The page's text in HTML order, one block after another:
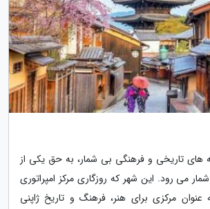
های تاریخی و فرهنگی بی شمار، به حق یکی از
می رود. این شهر که روزگاری مرکز امپراتوری
عنوان مرکزی برای هنر، فرهنگ و تاریخ ژاپنی